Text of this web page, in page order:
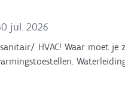
jul. 2026
HVAC! Waar moet je